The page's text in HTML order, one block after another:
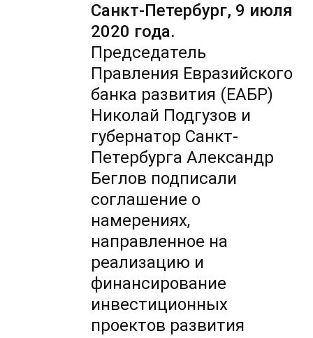
Санкт-Петербург, 9 июля
2020 года.
Председатель
Правления Евразийского
банка развития (ЕАБР)
Николай Подгузов и
губернатор Санкт-
Петербурга Александр
Беглов подписали
соглашение о
намерениях,
направленное на
реализацию и
финансирование
инвестиционных
проектов развития